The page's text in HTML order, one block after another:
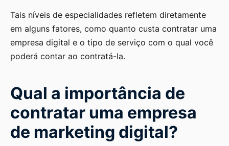
Tais níveis de especialidades refletem diretamente
em alguns fatores, como quanto custa contratar uma
empresa digital e o tipo de serviço com o qual você
poderá contar ao contratá-la.
Qual a importância de
contratar uma empresa
de marketing digital?